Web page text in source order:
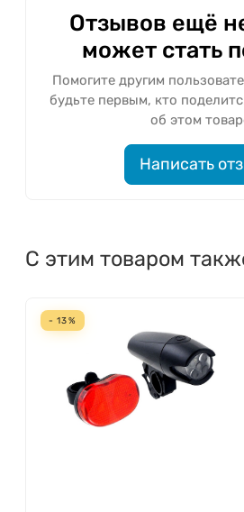
Отзывов ещё
может стать
Помогите другим
будьте первым, кто
об этом
Написать
С этим товаром
- 13%